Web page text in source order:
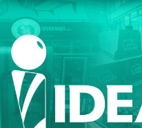
Skip
to
content